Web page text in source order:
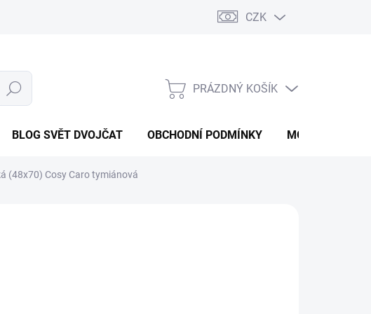
CZK
Hledat
NÁKUPNÍ
PRÁZDNÝ KOŠÍK
BLOG SVĚT DVOJČAT OBCHODNÍ PODMÍNKY MOJE
(48x70) Cosy Caro tymiánová